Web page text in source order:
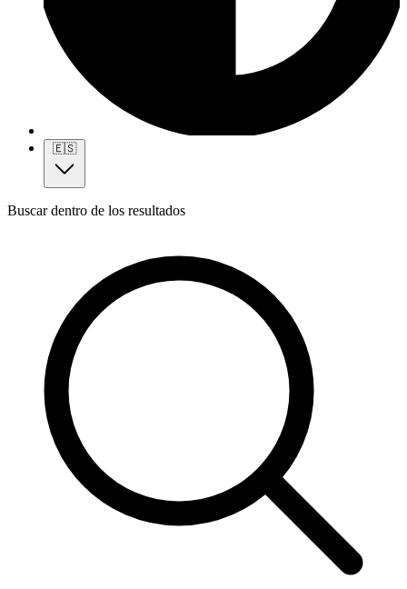
🇪🇸
Buscar dentro de los resultados